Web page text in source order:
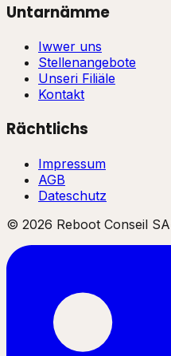
Untarnämme
Iwwer uns
Stellenangebote
Unseri Filiäle
Kontakt
Rächtlichs
Impressum
AGB
Dateschutz
© 2026 Reboot Conseil